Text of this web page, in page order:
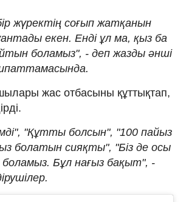
жүректің соғып жатқанын
екен. Енді ұл ма, қыз ба
боламыз", - деп жазды әнші
жас отбасыны құттықтап,
"Құтты болсын", "100 пайыз
болатын сияқты", "Біз де осы
Бұл нағыз бақыт", -